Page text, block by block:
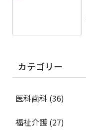
カテゴリー
医科歯科 (36)
福祉介護 (27)